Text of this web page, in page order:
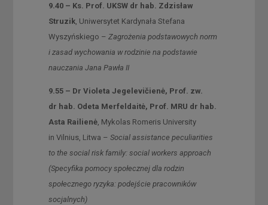
9.40 – Ks. Prof. UKSW dr hab. Zdzisław
Struzik, Uniwersytet Kardynała Stefana
Wyszyńskiego – Zagrożenia podstawowych norm
i zasad wychowania w rodzinie na podstawie
nauczania Jana Pawła II
9.55 – Dr Violeta Jegelevičienė, Prof. zw.
dr hab. Odeta Merfeldaitė, Prof. MRU dr hab.
Asta Railienė, Mykolas Romeris University
in Vilnius, Litwa – Social assistance peculiarities
to the social risk family: social workers approach
(Specyfika pomocy społecznej dla rodzin
społecznego ryzyka: podejście pracowników
socjalnych)